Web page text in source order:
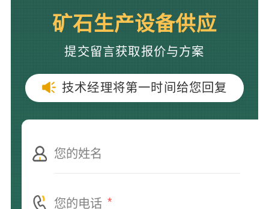
矿石生产设备供应
提交留言获取报价与方案
技术经理将第一时间给您回复
*